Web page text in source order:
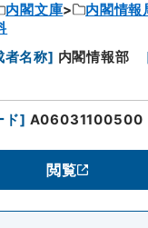
内閣文庫
内閣情報
者名称] 内閣情報部
ド] A06031100500
閲覧